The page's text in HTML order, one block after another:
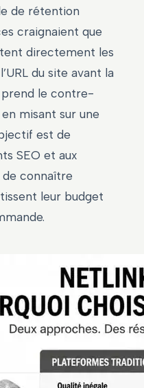
de rétention
craignaient que
directement les
du site avant la
prend le contre-
misant sur une
est de
SEO et aux
connaître
leur budget